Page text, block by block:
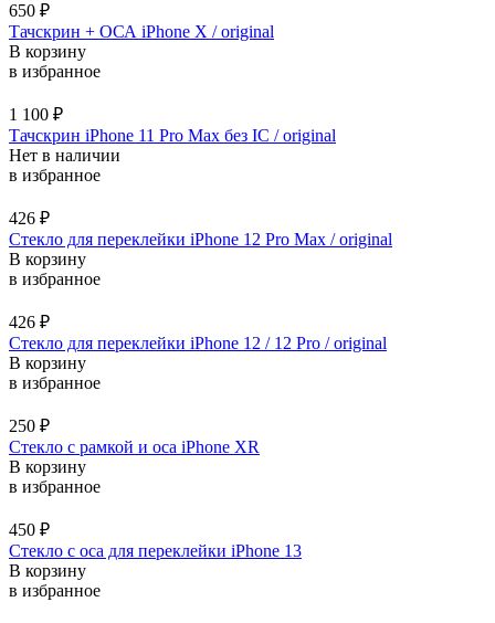
650 ₽
Тачскрин + ОСА iPhone X / original
В корзину
в избранное
1 100 ₽
Тачскрин iPhone 11 Pro Max без IC / original
Нет в наличии
в избранное
426 ₽
Стекло для переклейки iPhone 12 Pro Max / original
В корзину
в избранное
426 ₽
Стекло для переклейки iPhone 12 / 12 Pro / original
В корзину
в избранное
250 ₽
Стекло с рамкой и оса iPhone XR
В корзину
в избранное
450 ₽
Стекло с оса для переклейки iPhone 13
В корзину
в избранное